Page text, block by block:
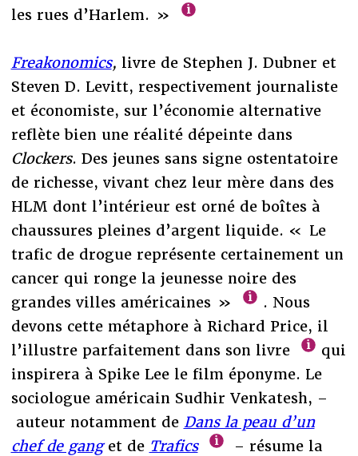
les rues d’Harlem. »
Freakonomics, livre de Stephen J. Dubner et
Steven D. Levitt, respectivement journaliste
et économiste, sur l’économie alternative
reflète bien une réalité dépeinte dans
Clockers. Des jeunes sans signe ostentatoire
de richesse, vivant chez leur mère dans des
HLM dont l’intérieur est orné de boîtes à
chaussures pleines d’argent liquide. « Le
trafic de drogue représente certainement un
cancer qui ronge la jeunesse noire des
grandes villes américaines »
. Nous
devons cette métaphore à Richard Price, il
l’illustre parfaitement dans son livre
qui
inspirera à Spike Lee le film éponyme. Le
sociologue américain Sudhir Venkatesh, –
auteur notamment de Dans la peau d’un
chef de ganget de Trafics
– résume la